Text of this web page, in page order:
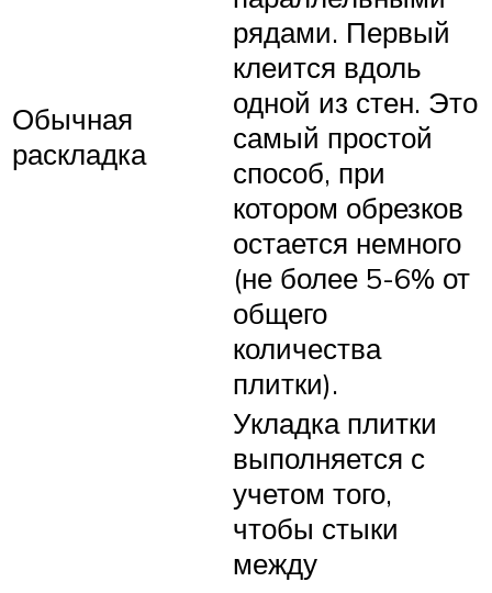
Обычная
раскладка
рядами. Первый
клеится вдоль
одной из стен. Это
самый простой
способ, при
котором обрезков
остается немного
(не более 5-6% от
общего
количества
плитки).
Укладка плитки
выполняется с
учетом того,
чтобы стыки
между